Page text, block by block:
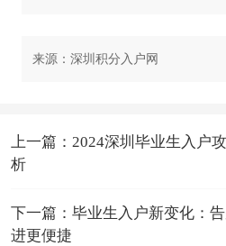
来源：深圳积分入户网
上一篇：2024深圳毕业生入户
析
下一篇：毕业生入户新变化：
进更便捷